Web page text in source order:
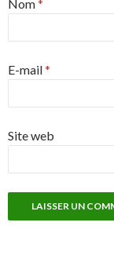
Nom*
E-mail*
Site web